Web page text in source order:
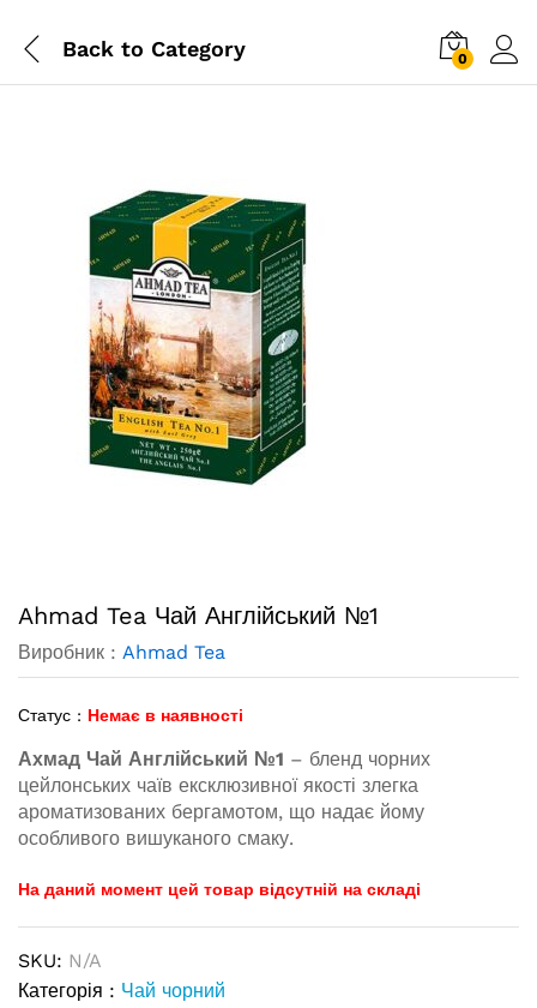
Back to Category 0
Ahmad Tea Чай Англійський №1
Виробник : Ahmad Tea
Статус : Немає в наявності
Ахмад Чай Англійський №1 – бленд чорних
цейлонських чаїв ексклюзивної якості злегка
ароматизованих бергамотом, що надає йому
особливого вишуканого смаку.
На даний момент цей товар відсутній на складі
SKU: N/A
Категорія : Чай чорний